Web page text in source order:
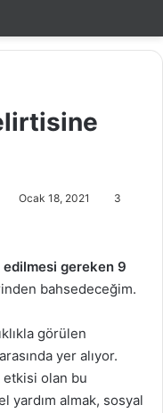
Ocak 18, 2021 3
gereken 9
bahsedeceğim.
görülen
yer alıyor.
olan bu
yardım almak, sosyal